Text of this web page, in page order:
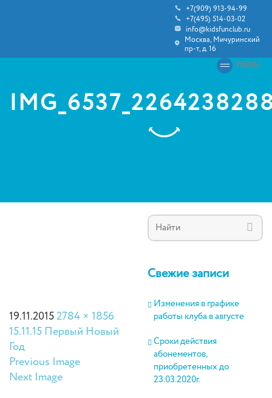
+7(909) 913-94-99
+7(495) 514-03-02
info@kidsfunclub.ru
Москва, Мичуринский
пр-т, д. 16
MENU
19.11.20152784 × 1856
15.11.15 Первый Новый
Год
Previous Image
Next Image
Свежие записи
Изменения в графике
работы клуба в августе
Сроки действия
абонементов,
приобретенных до
23.03.2020г.